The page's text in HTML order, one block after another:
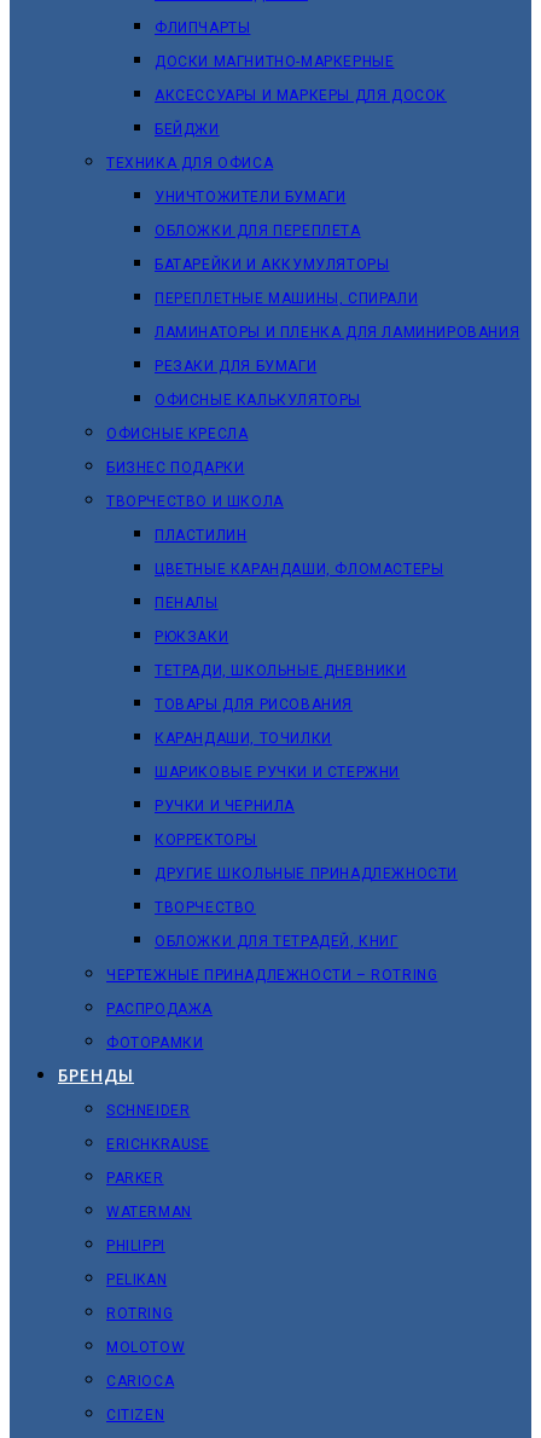
ФЛИПЧАРТЫ
ДОСКИ МАГНИТНО-МАРКЕРНЫЕ
АКСЕССУАРЫ И МАРКЕРЫ ДЛЯ ДОСОК
БЕЙДЖИ
ТЕХНИКА ДЛЯ ОФИСА
УНИЧТОЖИТЕЛИ БУМАГИ
ОБЛОЖКИ ДЛЯ ПЕРЕПЛЕТА
БАТАРЕЙКИ И АККУМУЛЯТОРЫ
ПЕРЕПЛЕТНЫЕ МАШИНЫ, СПИРАЛИ
ЛАМИНАТОРЫ И ПЛЕНКА ДЛЯ ЛАМИНИРОВАНИЯ
РЕЗАКИ ДЛЯ БУМАГИ
ОФИСНЫЕ КАЛЬКУЛЯТОРЫ
ОФИСНЫЕ КРЕСЛА
БИЗНЕС ПОДАРКИ
ТВОРЧЕСТВО И ШКОЛА
ПЛАСТИЛИН
ЦВЕТНЫЕ КАРАНДАШИ, ФЛОМАСТЕРЫ
ПЕНАЛЫ
РЮКЗАКИ
ТЕТРАДИ, ШКОЛЬНЫЕ ДНЕВНИКИ
ТОВАРЫ ДЛЯ РИСОВАНИЯ
КАРАНДАШИ, ТОЧИЛКИ
ШАРИКОВЫЕ РУЧКИ И СТЕРЖНИ
РУЧКИ И ЧЕРНИЛА
КОРРЕКТОРЫ
ДРУГИЕ ШКОЛЬНЫЕ ПРИНАДЛЕЖНОСТИ
ТВОРЧЕСТВО
ОБЛОЖКИ ДЛЯ ТЕТРАДЕЙ, КНИГ
ЧЕРТЕЖНЫЕ ПРИНАДЛЕЖНОСТИ – ROTRING
РАСПРОДАЖА
ФОТОРАМКИ
БРЕНДЫ
SCHNEIDER
ERICHKRAUSE
PARKER
WATERMAN
PHILIPPI
PELIKAN
ROTRING
MOLOTOW
CARIOCA
CITIZEN